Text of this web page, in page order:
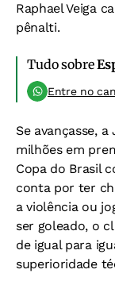
Raphael Veiga
pênalti.
Tudo sobre
Entre no
Se avançasse,
milhões em
Copa do Brasil
conta por ter
a violência ou
ser goleado, o
de igual para
superioridade